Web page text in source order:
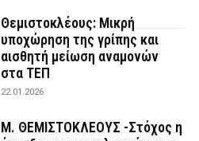
Θεμιστοκλέους: Μικρή
υποχώρηση της γρίπης και
αισθητή μείωση αναμονών
στα ΤΕΠ
22.01.2026
Μ. ΘΕΜΙΣΤΟΚΛΕΟΥΣ -Στόχος η